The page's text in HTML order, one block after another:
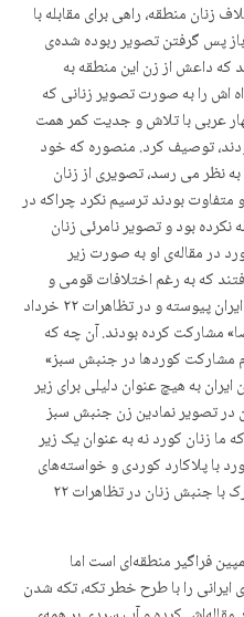
زنان منطقه، راهی برای مقابله با
پس گرفتن تصویر ربودە شدەی
کە داعش از زن این منطقە بە
تصویر دلخواه اش را به صورت تصویر زنانی کە
عربی با تلاش و جدیت کمر همت
توصیف کرد. منصورە کە خود
نظر می رسد، تصویری از زنان
متفاوت بودند ترسیم نکرد چراکە در
بود و تصویر نامرئی زنان
در مقالەی او به صورت زیر
کە بە رغم اختلافات قومی و
اختلافات شیعە و سنی، بە جنبش زنان ایران پیوستە و در تظاهرات ۲۲ خرداد
مشارکت کردە بودند. آن چە کە
مشارکت کوردها در جنبش سبز»
به هیچ عنوان دلیلی برای زیر
در تصویر نمادین زن جنبش سبز
ما زنان کورد نە بە عنوان یک زیر
با پلاکارد کوردی و خواستەهای
مشخص خود در کنار خواستەهای مشترک با جنبش زنان در تظاهرات ۲۲
فراگیر منطقەای است اما
را با طرح خطر تکە، تکە شدن